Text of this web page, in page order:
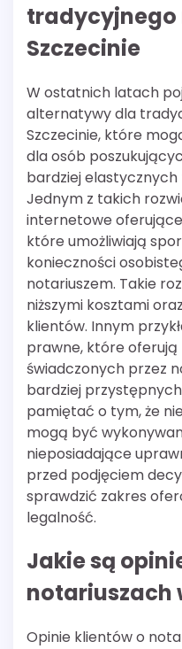
Szczecinie
W ostatnich latach
alternatywy dla
Szczecinie, które
dla osób
bardziej elastycznych
Jednym z takich
internetowe oferujące
które umożliwiają
konieczności
notariuszem. Takie
niższymi kosztami
klientów. Innym
prawne, które oferują
świadczonych przez
bardziej
pamiętać o tym, że
mogą być
nieposiadające
przed podjęciem
sprawdzić zakres
legalność.
Jakie są
notariuszach
Opinie klientów o